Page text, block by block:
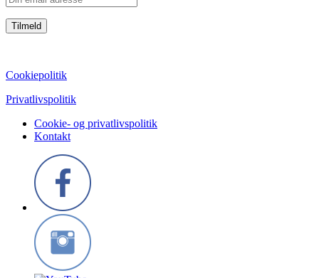
Cookiepolitik
Privatlivspolitik
Cookie- og privatlivspolitik
Kontakt